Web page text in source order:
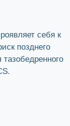
себя к
позднего